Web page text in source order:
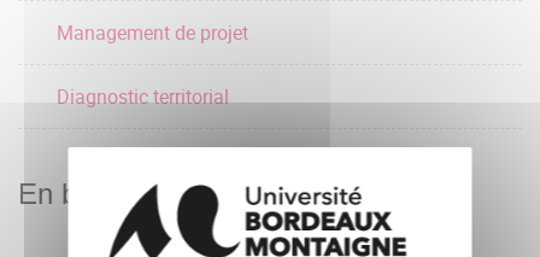
Management de projet
Diagnostic territorial
En bref